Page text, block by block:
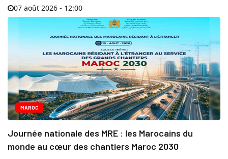
07 août 2026 - 12:00
MAROC
Journée nationale des MRE : les Marocains du
monde au cœur des chantiers Maroc 2030